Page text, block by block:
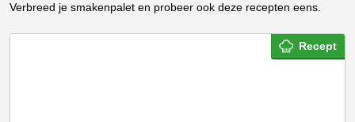
Verbreed je smakenpalet en probeer ook deze recepten eens.
Recept